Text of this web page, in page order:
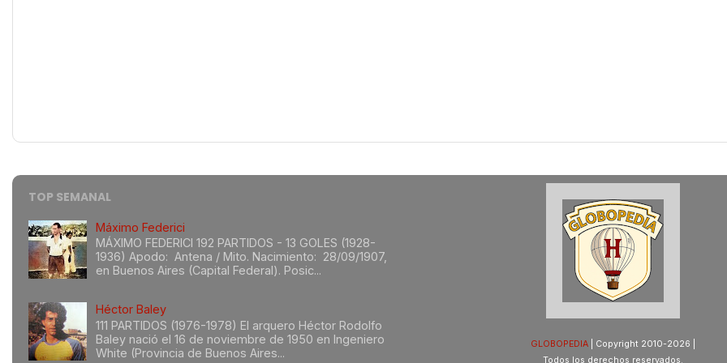
TOP SEMANAL
Máximo Federici
MÁXIMO FEDERICI 192 PARTIDOS - 13 GOLES (1928-
1936) Apodo: Antena / Mito. Nacimiento: 28/09/1907,
en Buenos Aires (Capital Federal). Posic...
Héctor Baley
111 PARTIDOS (1976-1978) El arquero Héctor Rodolfo
Baley nació el 16 de noviembre de 1950 en Ingeniero
White (Provincia de Buenos Aires...
GLOBOPEDIA| Copyright 2010-2026 |
Todos los derechos reservados.